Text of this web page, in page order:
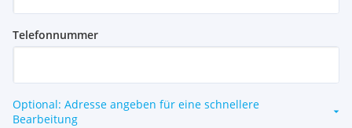
Telefonnummer
Optional: Adresse angeben für eine schnellere
Bearbeitung